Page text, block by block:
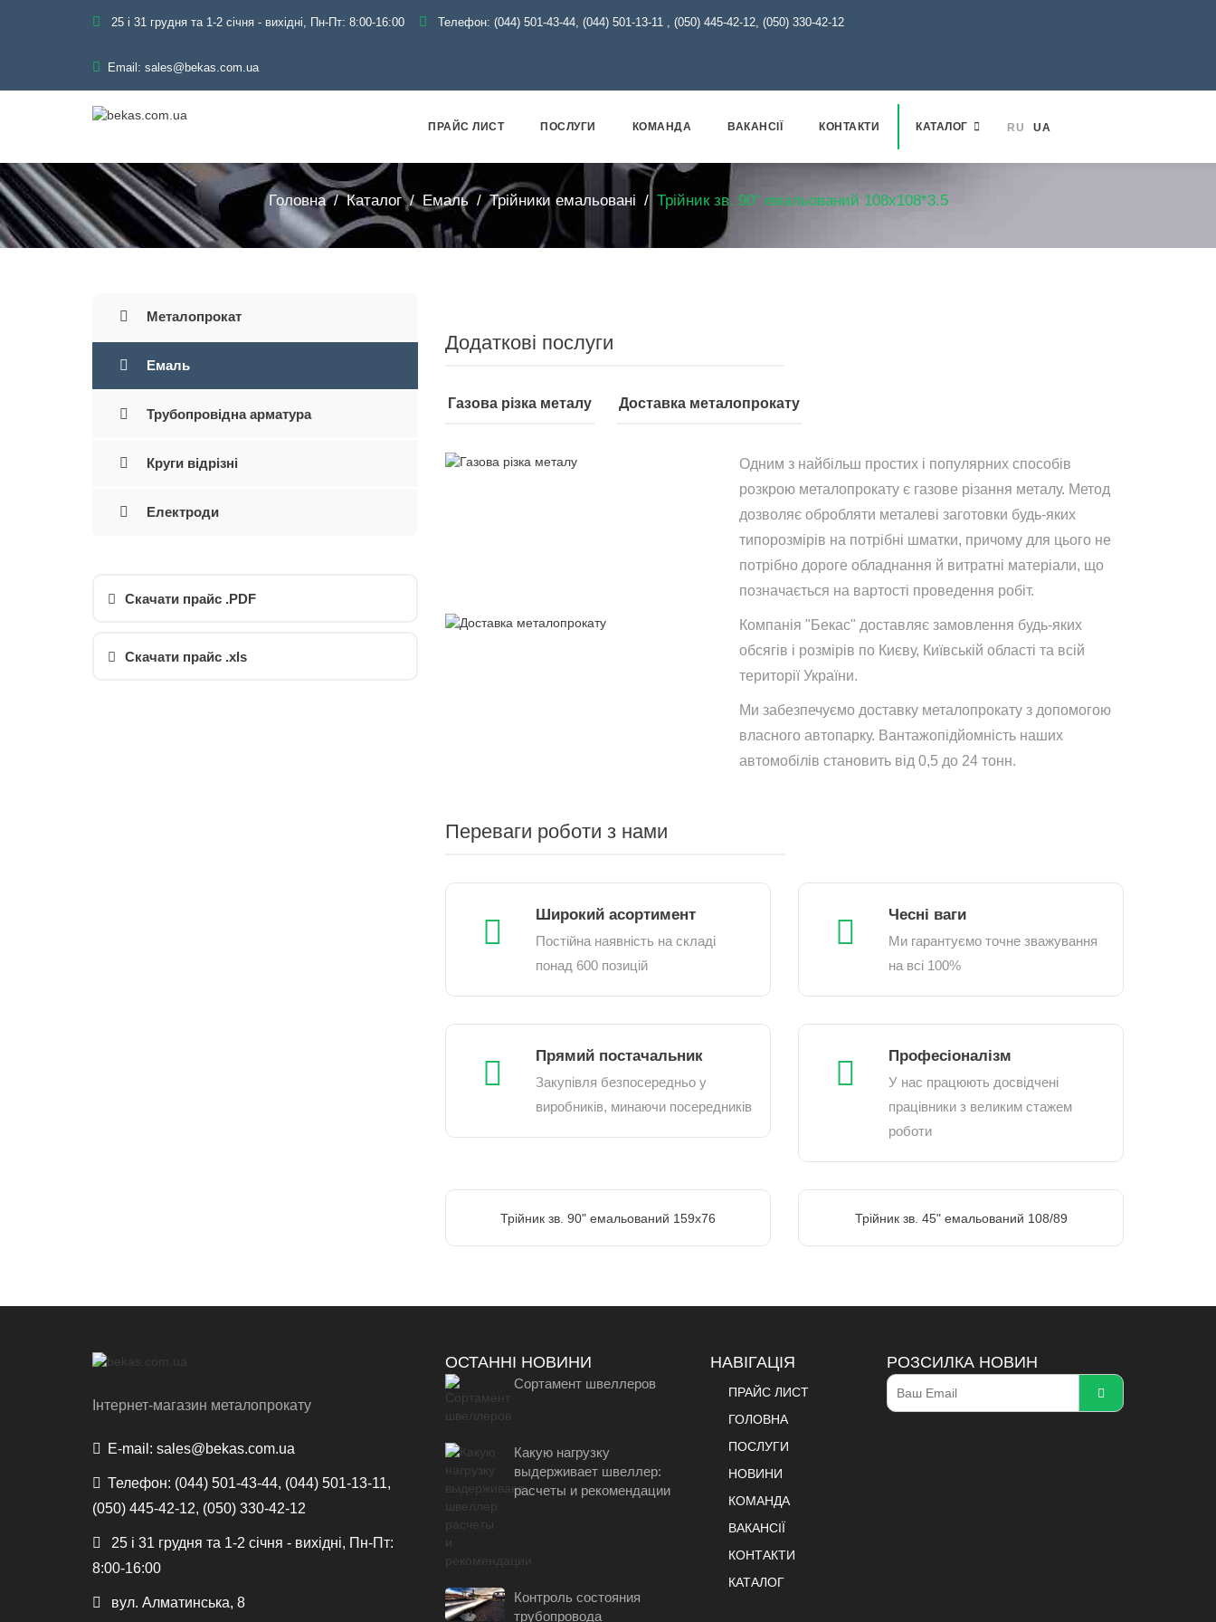
25 і 31 грудня та 1-2 січня - вихідні, Пн-Пт: 8:00-16:00 Телефон: (044) 501-43-44, (044) 501-13-11 , (050) 445-42-12, (050) 330-42-12
Email: sales@bekas.com.ua
ПРАЙС ЛИСТ ПОСЛУГИ КОМАНДА ВАКАНСІЇ КОНТАКТИ КАТАЛОГ RU UA
Головна Каталог Емаль Трійники емальовані Трійник зв. 90" емальований 108х108*3.5
Металопрокат
Емаль
Трубопровідна арматура
Круги відрізні
Електроди
Скачати прайс .PDF
Скачати прайс .xls
Додаткові послуги
Газова різка металу Доставка металопрокату
Одним з найбільш простих і популярних способів
розкрою металопрокату є газове різання металу. Метод
дозволяє обробляти металеві заготовки будь-яких
типорозмірів на потрібні шматки, причому для цього не
потрібно дороге обладнання й витратні матеріали, що
позначається на вартості проведення робіт.
Компанія "Бекас" доставляє замовлення будь-яких
обсягів і розмірів по Києву, Київській області та всій
території України.
Ми забезпечуємо доставку металопрокату з допомогою
власного автопарку. Вантажопідйомність наших
автомобілів становить від 0,5 до 24 тонн.
Переваги роботи з нами
Широкий асортимент
Постійна наявність на складі
понад 600 позицій
Чесні ваги
Ми гарантуємо точне зважування
на всі 100%
Прямий постачальник
Закупівля безпосередньо у
виробників, минаючи посередників
Професіоналізм
У нас працюють досвідчені
працівники з великим стажем
роботи
Трійник зв. 90" емальований 159х76 Трійник зв. 45" емальований 108/89
Інтернет-магазин металопрокату
E-mail: sales@bekas.com.ua
Телефон: (044) 501-43-44, (044) 501-13-11,
(050) 445-42-12, (050) 330-42-12
25 і 31 грудня та 1-2 січня - вихідні, Пн-Пт:
8:00-16:00
вул. Алматинська, 8
ОСТАННІ НОВИНИ
Сортамент швеллеров
Какую нагрузку
выдерживает швеллер:
расчеты и рекомендации
Контроль состояния
трубопровода
НАВІГАЦІЯ
ПРАЙС ЛИСТ
ГОЛОВНА
ПОСЛУГИ
НОВИНИ
КОМАНДА
ВАКАНСІЇ
КОНТАКТИ
КАТАЛОГ
РОЗСИЛКА НОВИН